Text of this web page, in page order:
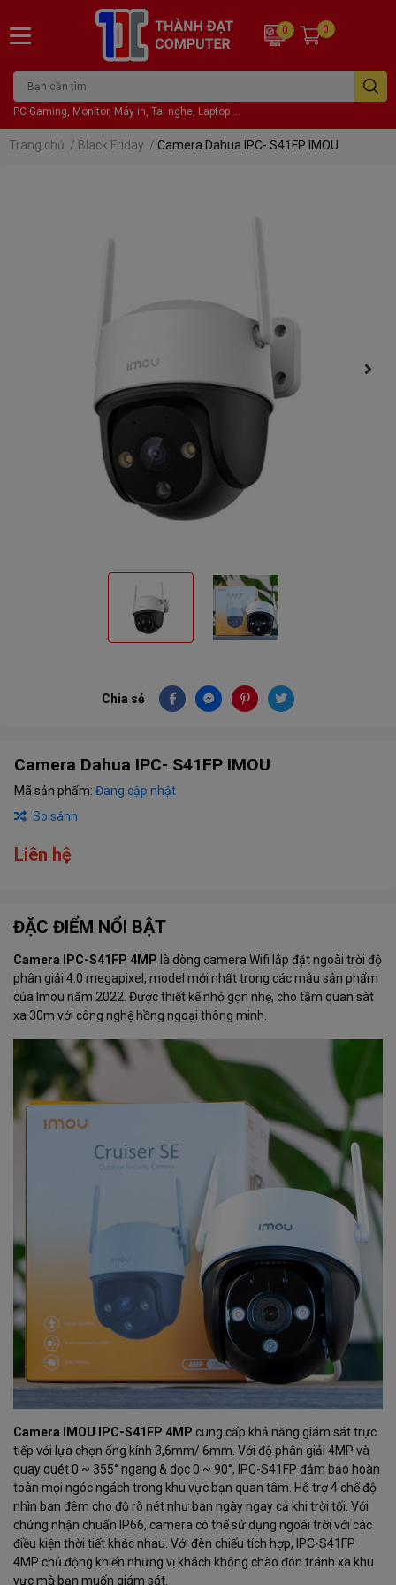
PC Gaming, Monitor, Máy in, Tai nghe, Laptop ...
0 0
Trang chủ / Black Friday / Camera Dahua IPC- S41FP IMOU
Chia sẻ
Camera Dahua IPC- S41FP IMOU
Mã sản phẩm: Đang cập nhật
So sánh
Liên hệ
ĐẶC ĐIỂM NỔI BẬT
Camera IPC-S41FP 4MP là dòng camera Wifi lắp đặt ngoài trời độ
phân giải 4.0 megapixel, model mới nhất trong các mẫu sản phẩm
của Imou năm 2022. Được thiết kế nhỏ gọn nhẹ, cho tầm quan sát
xa 30m với công nghệ hồng ngoại thông minh.
Camera IMOU IPC-S41FP 4MP cung cấp khả năng giám sát trực
tiếp với lựa chọn ống kính 3,6mm/ 6mm. Với độ phân giải 4MP và
quay quét 0 ~ 355° ngang & dọc 0 ~ 90°, IPC-S41FP đảm bảo hoàn
toàn mọi ngóc ngách trong khu vực bạn quan tâm. Hỗ trợ 4 chế độ
nhìn ban đêm cho độ rõ nét như ban ngày ngay cả khi trời tối. Với
chứng nhận chuẩn IP66, camera có thể sử dụng ngoài trời với các
điều kiện thời tiết khác nhau. Với đèn chiếu tích hợp, IPC-S41FP
4MP chủ động khiến những vị khách không chào đón tránh xa khu
vực mà bạn muốn giám sát.